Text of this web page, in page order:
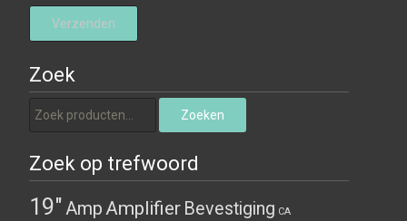
Zoek
Zoeken naar: Zoeken
Zoek op trefwoord
19"AmpAmplifier Bevestiging CA